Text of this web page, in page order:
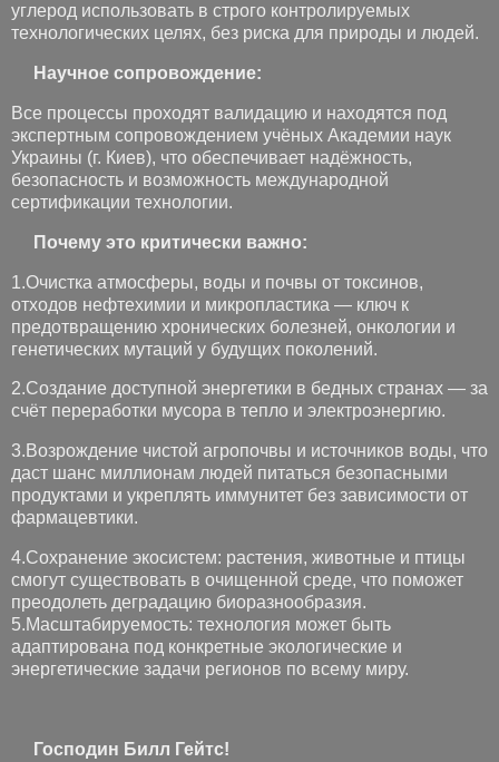
углерод использовать в строго контролируемых
технологических целях, без риска для природы и людей.
Научное сопровождение:
Все процессы проходят валидацию и находятся под
экспертным сопровождением учёных Академии наук
Украины (г. Киев), что обеспечивает надёжность,
безопасность и возможность международной
сертификации технологии.
Почему это критически важно:
1.Очистка атмосферы, воды и почвы от токсинов,
отходов нефтехимии и микропластика — ключ к
предотвращению хронических болезней, онкологии и
генетических мутаций у будущих поколений.
2.Создание доступной энергетики в бедных странах — за
счёт переработки мусора в тепло и электроэнергию.
3.Возрождение чистой агропочвы и источников воды, что
даст шанс миллионам людей питаться безопасными
продуктами и укреплять иммунитет без зависимости от
фармацевтики.
4.Сохранение экосистем: растения, животные и птицы
смогут существовать в очищенной среде, что поможет
преодолеть деградацию биоразнообразия.
5.Масштабируемость: технология может быть
адаптирована под конкретные экологические и
энергетические задачи регионов по всему миру.
Господин Билл Гейтс!